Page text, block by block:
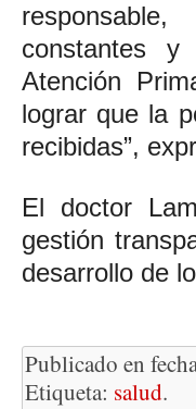
constantes
Atención
lograr que la
recibidas”,
El doctor
gestión
desarrollo de
Publicado en
Etiqueta: salud.